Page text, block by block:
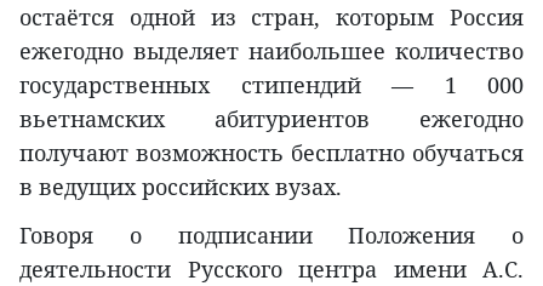
остаётся одной из стран, которым Россия
ежегодно выделяет наибольшее количество
государственных стипендий — 1 000
вьетнамских абитуриентов ежегодно
получают возможность бесплатно обучаться
в ведущих российских вузах.
Говоря о подписании Положения о
деятельности Русского центра имени А.С.